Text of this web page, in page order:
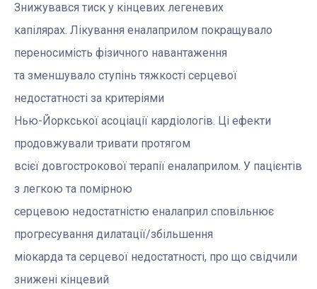
Знижувався тиск у кінцевих легеневих
капілярах. Лікування еналаприлом покращувало
переносимість фізичного навантаження
та зменшувало ступінь тяжкості серцевої
недостатності за критеріями
Нью-Йоркської асоціації кардіологів. Ці ефекти
продовжували тривати протягом
всієї довгострокової терапії еналаприлом. У пацієнтів
з легкою та помірною
серцевою недостатністю еналаприл сповільнює
прогресування дилатації/збільшення
міокарда та серцевої недостатності, про що свідчили
знижені кінцевий